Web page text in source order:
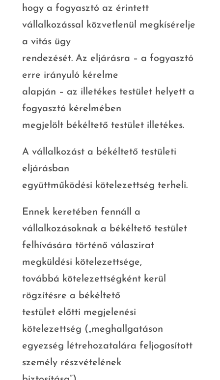
hogy a fogyasztó az érintett
vállalkozással közvetlenül megkísérelje
a vitás ügy
rendezését. Az eljárásra – a fogyasztó
erre irányuló kérelme
alapján – az illetékes testület helyett a
fogyasztó kérelmében
megjelölt békéltető testület illetékes.
A vállalkozást a békéltető testületi
eljárásban
együttműködési kötelezettség terheli.
Ennek keretében fennáll a
vállalkozásoknak a békéltető testület
felhívására történő válaszirat
megküldési kötelezettsége,
továbbá kötelezettségként kerül
rögzítésre a békéltető
testület előtti megjelenési
kötelezettség („meghallgatáson
egyezség létrehozatalára feljogosított
személy részvételének